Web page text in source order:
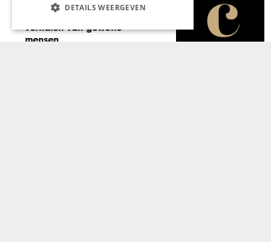
ONDERNEMEN & ECONOMIE
Studeren in de euregio
DETAILS WEERGEVEN